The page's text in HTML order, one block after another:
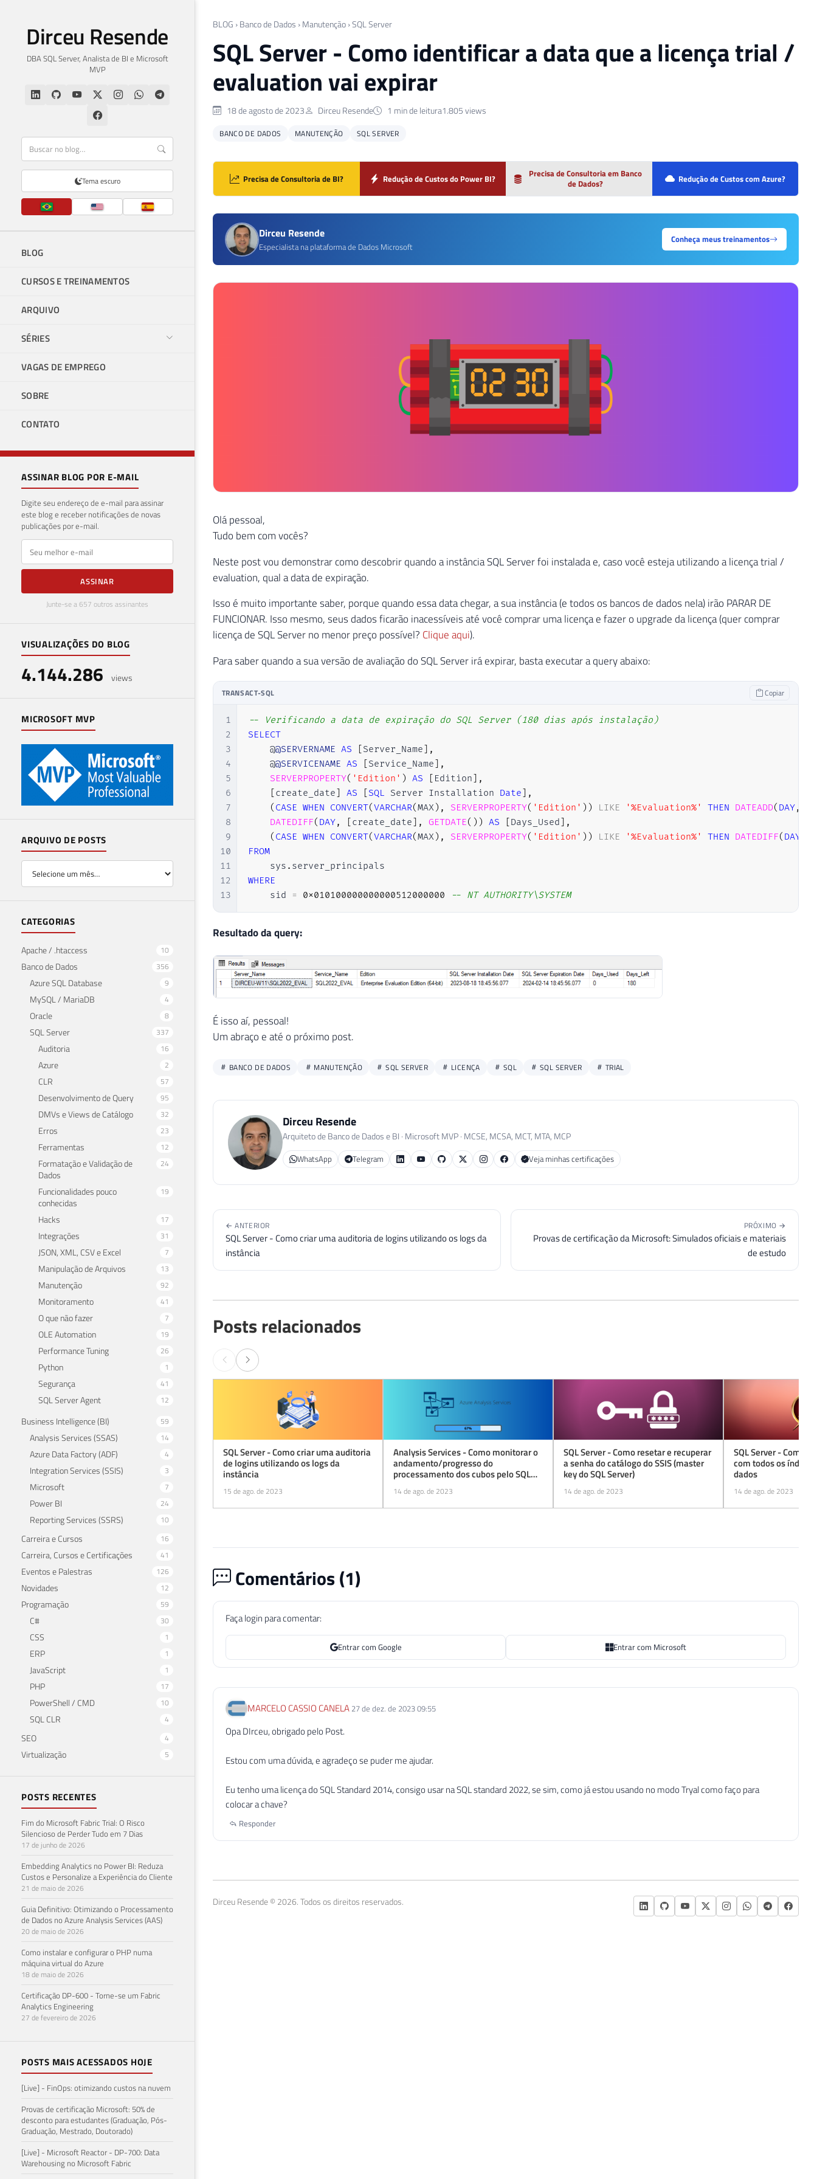
Dirceu Resende
DBA SQL Server, Analista de BI e Microsoft
MVP
Tema escuro
BLOG
CURSOS E TREINAMENTOS
ARQUIVO
SÉRIES
VAGAS DE EMPREGO
SOBRE
CONTATO
ASSINAR BLOG POR E-MAIL
Digite seu endereço de e-mail para assinar
este blog e receber notificações de novas
publicações por e-mail.
E-mail
ASSINAR
Junte-se a 657 outros assinantes
VISUALIZAÇÕES DO BLOG
4.144.286 views
MICROSOFT MVP
ARQUIVO DE POSTS
CATEGORIAS
Apache / .htaccess 10
Banco de Dados 356
Azure SQL Database 9
MySQL / MariaDB 4
Oracle 8
SQL Server 337
Auditoria 16
Azure 2
CLR 57
Desenvolvimento de Query 95
DMVs e Views de Catálogo 32
Erros 23
Ferramentas 12
Formatação e Validação de
Dados
24
Funcionalidades pouco
conhecidas
19
Hacks 17
Integrações 31
JSON, XML, CSV e Excel 7
Manipulação de Arquivos 13
Manutenção 92
Monitoramento 41
O que não fazer 7
OLE Automation 19
Performance Tuning 26
Python 1
Segurança 41
SQL Server Agent 12
Business Intelligence (BI) 59
Analysis Services (SSAS) 14
Azure Data Factory (ADF) 4
Integration Services (SSIS) 3
Microsoft 7
Power BI 24
Reporting Services (SSRS) 10
Carreira e Cursos 16
Carreira, Cursos e Certificações 41
Eventos e Palestras 126
Novidades 12
Programação 59
C# 30
CSS 1
ERP 1
JavaScript 1
PHP 17
PowerShell / CMD 10
SQL CLR 4
SEO 4
Virtualização 5
POSTS RECENTES
Fim do Microsoft Fabric Trial: O Risco
Silencioso de Perder Tudo em 7 Dias
17 de junho de 2026
Embedding Analytics no Power BI: Reduza
Custos e Personalize a Experiência do Cliente
21 de maio de 2026
Guia Definitivo: Otimizando o Processamento
de Dados no Azure Analysis Services (AAS)
20 de maio de 2026
Como instalar e configurar o PHP numa
máquina virtual do Azure
18 de maio de 2026
Certificação DP-600 - Torne-se um Fabric
Analytics Engineering
27 de fevereiro de 2026
POSTS MAIS ACESSADOS HOJE
[Live] - FinOps: otimizando custos na nuvem
Provas de certificação Microsoft: 50% de
desconto para estudantes (Graduação, Pós-
Graduação, Mestrado, Doutorado)
[Live] - Microsoft Reactor - DP-700: Data
Warehousing no Microsoft Fabric
BLOG › Banco de Dados › Manutenção ›SQL Server
SQL Server - Como identificar a data que a licença trial /
evaluation vai expirar
18 de agosto de 2023 Dirceu Resende 1 min de leitura1.805 views
BANCO DE DADOS MANUTENÇÃO SQL SERVER
Precisa de Consultoria de BI? Redução de Custos do Power BI?
Precisa de Consultoria em Banco
de Dados?
Redução de Custos com Azure?
Dirceu Resende
Especialista na plataforma de Dados Microsoft
Conheça meus treinamentos
Olá pessoal,
Tudo bem com vocês?
Neste post vou demonstrar como descobrir quando a instância SQL Server foi instalada e, caso você esteja utilizando a licença trial /
evaluation, qual a data de expiração.
Isso é muito importante saber, porque quando essa data chegar, a sua instância (e todos os bancos de dados nela) irão PARAR DE
FUNCIONAR. Isso mesmo, seus dados ficarão inacessíveis até você comprar uma licença e fazer o upgrade da licença (quer comprar
licença de SQL Server no menor preço possível? Clique aqui).
Para saber quando a sua versão de avaliação do SQL Server irá expirar, basta executar a query abaixo:
TRANSACT-SQL Copiar
1
2
3
4
5
6
7
8
9
10
11
12
13
-- Verificando a data de expiração do SQL Server (180 dias após instalação)
SELECT
    @
@SERVERNAME AS Server_Name
,
    @
@SERVICENAME AS Service_Name
,
SERVERPROPERTY( 'Edition' ) AS Edition
,
create_date AS SQL Server Installation Date
,
( CASE WHEN CONVERT(VARCHAR(MAX) , SERVERPROPERTY( 'Edition' ) ) LIKE '%Evaluation%' THEN DATEADD( DAY,
DATEDIFF( DAY, create_date , GETDATE( ) ) AS Days_Used
,
( CASE WHEN CONVERT(VARCHAR(MAX) , SERVERPROPERTY( 'Edition' ) ) LIKE '%Evaluation%' THEN DATEDIFF( DAY
FROM
    sys
.
WHERE
    sid
= 0x010100000000000512000000 -- NT AUTHORITY\SYSTEM
Resultado da query:
É isso aí, pessoal!
Um abraço e até o próximo post.
BANCO DE DADOS MANUTENÇÃO SQL SERVER LICENÇA SQL SQL SERVER TRIAL
Dirceu Resende
Arquiteto de Banco de Dados e BI · Microsoft MVP · MCSE, MCSA, MCT, MTA, MCP
WhatsApp Telegram Veja minhas certificações
← ANTERIOR
SQL Server - Como criar uma auditoria de logins utilizando os logs da
instância
PRÓXIMO →
Provas de certificação da Microsoft: Simulados oficiais e materiais
de estudo
Posts relacionados
SQL Server - Como criar uma auditoria
de logins utilizando os logs da
instância
15 de ago. de 2023
Analysis Services - Como monitorar o
andamento/progresso do
processamento dos cubos pelo SQL
Server
14 de ago. de 2023
SQL Server - Como resetar e recuperar
a senha do catálogo do SSIS (master
key do SQL Server)
14 de ago. de 2023
SQL Server - Como
com todos os
dados
14 de ago. de 2023
Comentários (1)
Faça login para comentar:
Entrar com Google Entrar com Microsoft
MARCELO CASSIO CANELA 27 de dez. de 2023 09:55
Opa DIrceu, obrigado pelo Post.
Estou com uma dúvida, e agradeço se puder me ajudar.
Eu tenho uma licença do SQL Standard 2014, consigo usar na SQL standard 2022, se sim, como já estou usando no modo Tryal como faço para
colocar a chave?
Responder
Dirceu Resende © 2026. Todos os direitos reservados.